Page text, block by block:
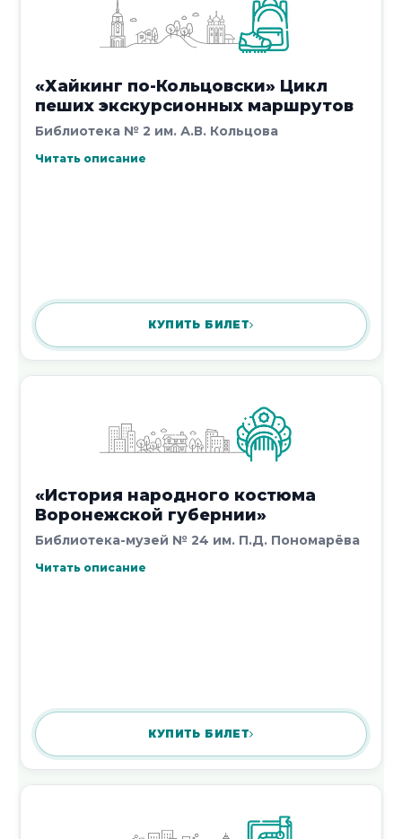
Вечер-портрет «Одной судьбой мы
связаны навеки»
27 июля 2026
27 июля 2026
Познавательный час «Подводный
24 июля 2026
Интерактивная программа
«Хайкинг по-Кольцовски» Цикл
пеших экскурсионных маршрутов
Библиотека № 2 им. А.В. Кольцова
Читать описание
КУПИТЬ БИЛЕТ
«История народного костюма
Воронежской губернии»
Библиотека-музей № 24 им. П.Д. Пономарёва
Читать описание
КУПИТЬ БИЛЕТ